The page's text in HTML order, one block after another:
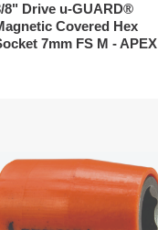
8" Drive u-GUARD®
Covered Hex
7mm FS M - APEX